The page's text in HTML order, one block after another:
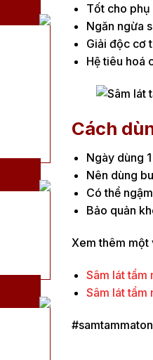
Tốt cho phụ
Ngăn ngừa
Giải độc cơ
Hệ tiêu hoá
Cách
Ngày dùng
Nên dùng
Có thể
Bảo quản
Xem thêm một
Sâm lát tẩm
Sâm lát